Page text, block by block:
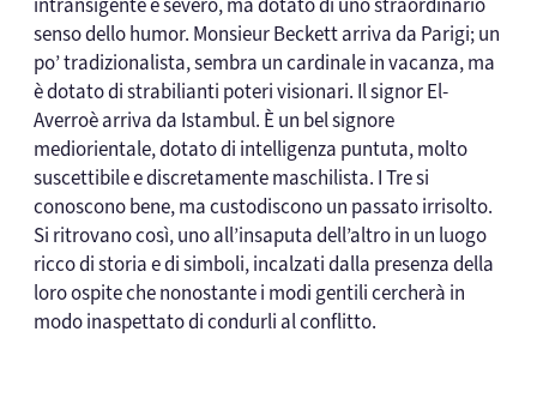
senso dello humor. Monsieur Beckett arriva da Parigi; un
po’ tradizionalista, sembra un cardinale in vacanza, ma
è dotato di strabilianti poteri visionari. Il signor El-
Averroè arriva da Istambul. È un bel signore
mediorientale, dotato di intelligenza puntuta, molto
suscettibile e discretamente maschilista. I Tre si
conoscono bene, ma custodiscono un passato irrisolto.
Si ritrovano così, uno all’insaputa dell’altro in un luogo
ricco di storia e di simboli, incalzati dalla presenza della
loro ospite che nonostante i modi gentili cercherà in
modo inaspettato di condurli al conflitto.